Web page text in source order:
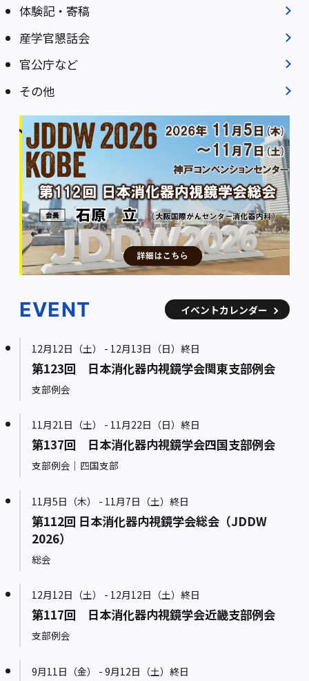
体験記・寄稿
産学官懇話会
官公庁など
その他
EVENT イベントカレンダー
12月12日（土） - 12月13日（日）終日
第123回 日本消化器内視鏡学会関東支部例会
支部例会
11月21日（土） - 11月22日（日）終日
第137回 日本消化器内視鏡学会四国支部例会
支部例会｜四国支部
11月5日（木） - 11月7日（土）終日
第112回 日本消化器内視鏡学会総会（JDDW
2026）
総会
12月12日（土） - 12月12日（土）終日
第117回 日本消化器内視鏡学会近畿支部例会
支部例会
9月11日（金） - 9月12日（土）終日